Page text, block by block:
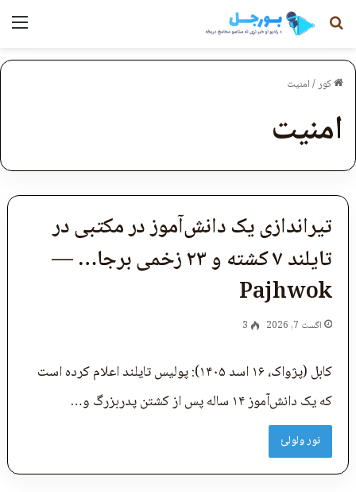
لټون
کور/امنیت
امنیت
تیراندازی یک دانش‌آموز در مکتبی در
تایلند ۷ کشته و ۲۳ زخمی برجا… —
Pajhwok
اگست 7, 2026 3
کابل (پژواک، ۱۶ اسد ۱۴۰۵): پولیس تایلند اعلام کرده است
که یک دانش‌آموز ۱۴ ساله پس از کشتن پدربزرگ و…
نور ولولئ